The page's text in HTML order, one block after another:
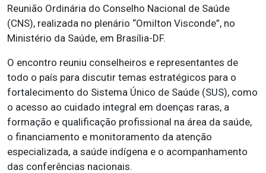
Reunião Ordinária do Conselho Nacional de Saúde
(CNS), realizada no plenário “Omilton Visconde”, no
Ministério da Saúde, em Brasília-DF.
O encontro reuniu conselheiros e representantes de
todo o país para discutir temas estratégicos para o
fortalecimento do Sistema Único de Saúde (SUS), como
o acesso ao cuidado integral em doenças raras, a
formação e qualificação profissional na área da saúde,
o financiamento e monitoramento da atenção
especializada, a saúde indígena e o acompanhamento
das conferências nacionais.